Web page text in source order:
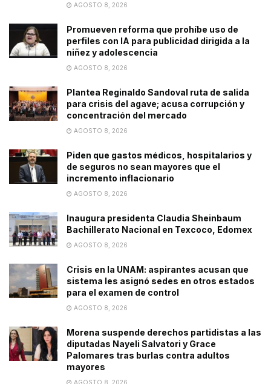
AGOSTO 8, 2026
Promueven reforma que prohíbe uso de
perfiles con IA para publicidad dirigida a la
niñez y adolescencia
AGOSTO 8, 2026
Plantea Reginaldo Sandoval ruta de salida
para crisis del agave; acusa corrupción y
concentración del mercado
AGOSTO 8, 2026
Piden que gastos médicos, hospitalarios y
de seguros no sean mayores que el
incremento inflacionario
AGOSTO 8, 2026
Inaugura presidenta Claudia Sheinbaum
Bachillerato Nacional en Texcoco, Edomex
AGOSTO 8, 2026
Crisis en la UNAM: aspirantes acusan que
sistema les asignó sedes en otros estados
para el examen de control
AGOSTO 8, 2026
Morena suspende derechos partidistas a las
diputadas Nayeli Salvatori y Grace
Palomares tras burlas contra adultos
mayores
AGOSTO 8, 2026